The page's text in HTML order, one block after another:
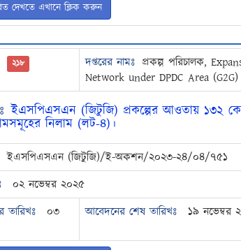
দেখতে এখানে ক্লিক করুন
২১৮ দপ্তরের নামঃ প্রকল্প পরিচালক,
Network under DPDC Area (G2G)
ইএসপিএসএন (জিটুজি) প্রকল্পের আওতায় ১৩২
নিলাম (লট-৪)।
ইএসপিএসএন (জিটুজি)/ই-অকশন/২০২৩-২৪/০৪/৭৫১
০২ নভেম্বর ২০২৫
০৩
আবেদনের শেষ তারিখঃ ১৯ নভেম্বর